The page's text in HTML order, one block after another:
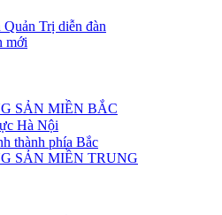
Trị diễn đàn
mới
SẢN MIỀN BẮC
Hà Nội
thành phía Bắc
SẢN MIỀN TRUNG